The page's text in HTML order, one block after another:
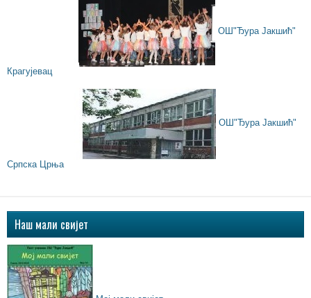
ОШ"Ђура Јакшић"
Крагујевац
ОШ"Ђура Јакшић"
Српска Црња
Наш мали свијет